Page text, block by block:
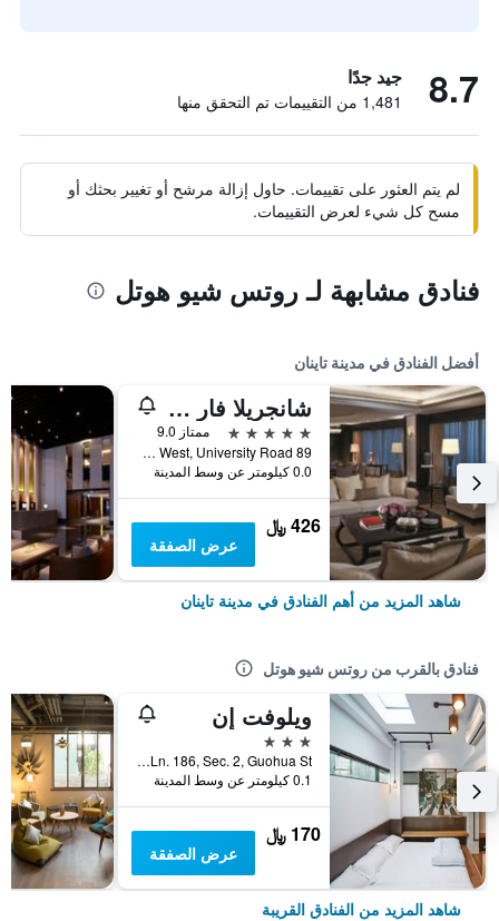
8.7 جيد جدًا
1,481 من التقييمات تم التحقق منها
لم يتم العثور على تقييمات. حاول إزالة مرشح أو تغيير بحثك أو
مسح كل شيء لعرض التقييمات.
فنادق مشابهة لـ روتس شيو هوتل
أفضل الفنادق في مدينة تاينان
شانجريلا فار إيسترن تاينان
5 نجوم
ممتاز 9.0
89 Section West, University Road, مدينة تاينان, تايوان
0.0 كيلومتر عن وسط المدينة
426 ﷼
عرض الصفقة
شاهد المزيد من أهم الفنادق في مدينة تاينان
فنادق بالقرب من روتس شيو هوتل
ويلوفت إن
3 نجوم
No.22, Ln. 186, Sec. 2, Guohua St, مدينة تاينان, تايوان
0.1 كيلومتر عن وسط المدينة
170 ﷼
عرض الصفقة
شاهد المزيد من الفنادق القريبة